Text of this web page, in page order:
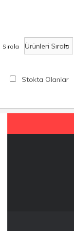
Sırala
Stokta Olanlar